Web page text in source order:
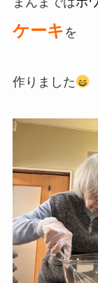
ケーキ を
作りました